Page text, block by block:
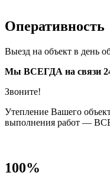
Оперативность
Выезд на объект в день
Мы ВСЕГДА на связи
Звоните!
Утепление Вашего
выполнения работ —
100%